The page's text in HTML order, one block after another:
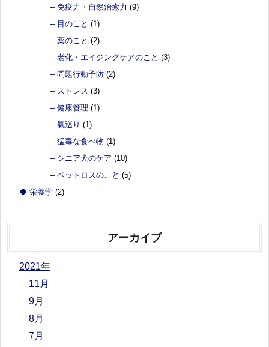
– 免疫力・自然治癒力 (9)
– 目のこと (1)
– 薬のこと (2)
– 老化・エイジングケアのこと (3)
– 問題行動予防 (2)
– ストレス (3)
– 健康管理 (1)
– 氣巡り (1)
– 猛毒な食べ物 (1)
– シニア犬のケア (10)
– ペットロスのこと (5)
◆ 栄養学 (2)
アーカイブ
2021年
11月
9月
8月
7月